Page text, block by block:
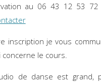
au 06 43 12 53 72
inscription je vous
concerne le cours.
de danse est grand,